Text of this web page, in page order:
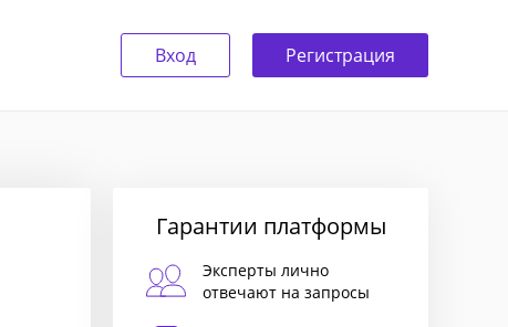
Вход Регистрация
Гарантии платформы
Эксперты лично
отвечают на запросы